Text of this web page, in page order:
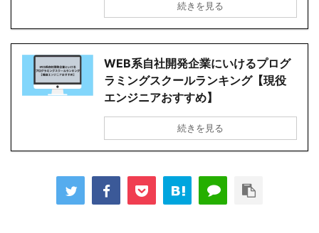
続きを見る
WEB系自社開発企業にいけるプログ
ラミングスクールランキング【現役
エンジニアおすすめ】
続きを見る